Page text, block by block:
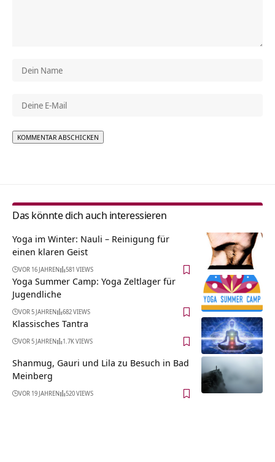
Das könnte dich auch interessieren
Yoga im Winter: Nauli – Reinigung für
einen klaren Geist
VOR 16 JAHREN 581 VIEWS
Yoga Summer Camp: Yoga Zeltlager für
Jugendliche
VOR 5 JAHREN 682 VIEWS
Klassisches Tantra
VOR 5 JAHREN 1.7K VIEWS
Shanmug, Gauri und Lila zu Besuch in Bad
Meinberg
VOR 19 JAHREN 520 VIEWS